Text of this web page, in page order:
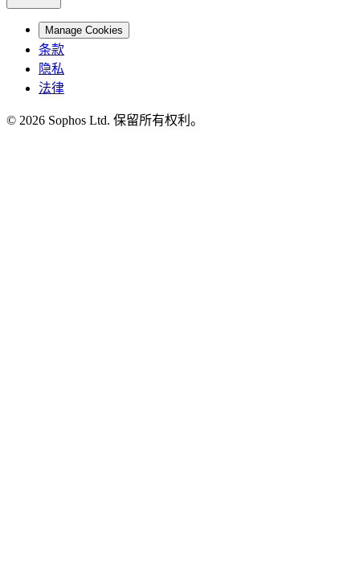
Manage Cookies
条款
隐私
法律
© 2026 Sophos Ltd. 保留所有权利。